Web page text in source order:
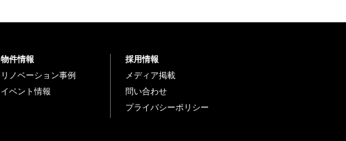
物件情報
リノベーション事例
イベント情報
採用情報
メディア掲載
問い合わせ
プライバシーポリシー